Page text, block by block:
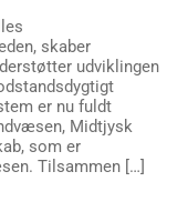
skaber
udviklingen
er nu fuldt
Midtjysk
som er
Tilsammen […]